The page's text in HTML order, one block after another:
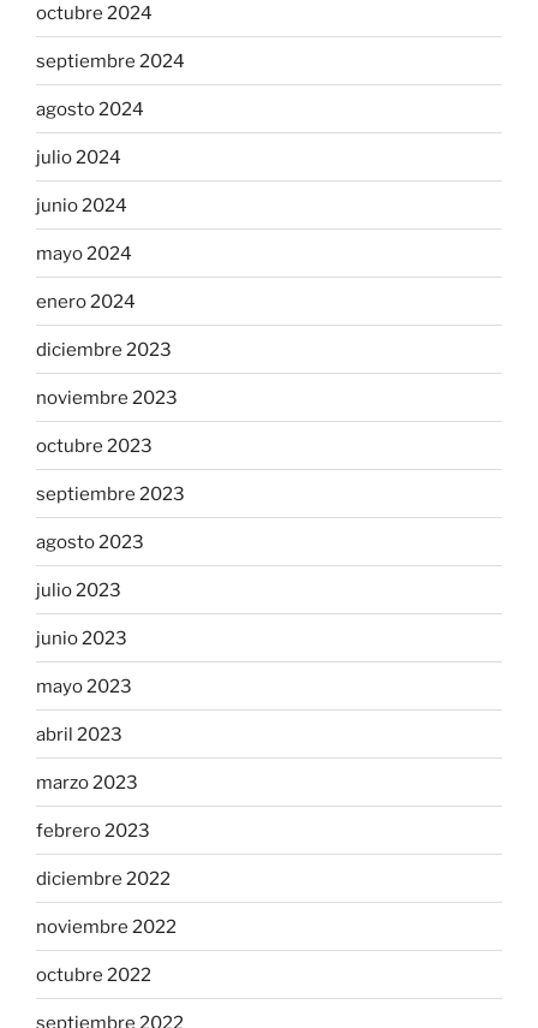
octubre 2024
septiembre 2024
agosto 2024
julio 2024
junio 2024
mayo 2024
enero 2024
diciembre 2023
noviembre 2023
octubre 2023
septiembre 2023
agosto 2023
julio 2023
junio 2023
mayo 2023
abril 2023
marzo 2023
febrero 2023
diciembre 2022
noviembre 2022
octubre 2022
septiembre 2022